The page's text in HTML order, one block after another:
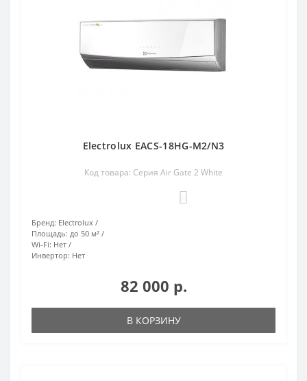
Electrolux EACS-18HG-M2/N3
Код товара: Серия Air Gate 2 White
Бренд: Electrolux
Площадь: до 50 м²
Wi-Fi: Нет
Инвертор: Нет
82 000 р.
В КОРЗИНУ